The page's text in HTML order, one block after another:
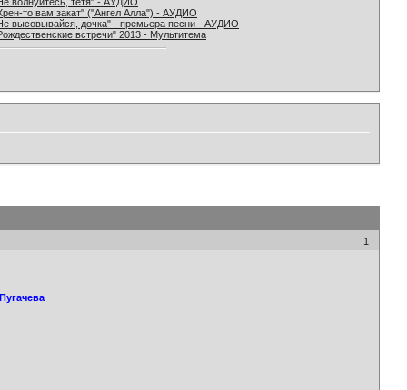
то вам закат" ("Ангел Алла") - АУДИО
высовывайся, дочка" - премьера песни - АУДИО
встречи" 2013 - Мультитема
1